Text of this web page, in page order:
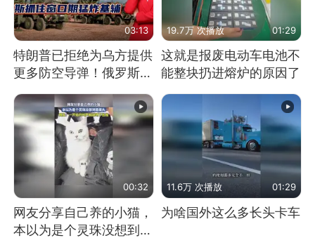
03:13
特朗普已拒绝为乌方提供
更多防空导弹！俄罗斯抓
19.7万 次播放 01:29
这就是报废电动车电池不
能整块扔进熔炉的原因了
00:32
网友分享自己养的小猫，
本以为是个灵珠没想到是
11.6万 次播放 01:29
为啥国外这么多长头卡车